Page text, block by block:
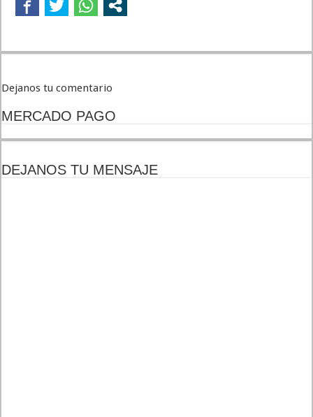
Dejanos tu comentario
MERCADO PAGO
DEJANOS TU MENSAJE